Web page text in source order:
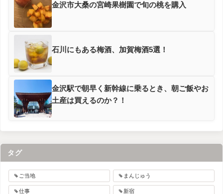
金沢市大桑の宮崎果樹園で旬の桃を購入
石川にもある梅酒、加賀梅酒5選！
金沢駅で朝早く新幹線に乗るとき、朝ご飯やお
土産は買えるのか？！
タグ
ご当地 まんじゅう
仕事 新宿